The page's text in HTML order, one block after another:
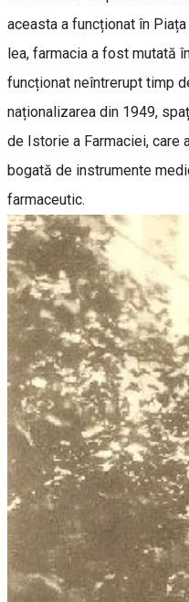
aceasta a funcționat în
lea, farmacia a fost mutată
funcționat neîntrerupt timp
naționalizarea din 1949,
de Istorie a Farmaciei,
bogată de instrumente
farmaceutic.